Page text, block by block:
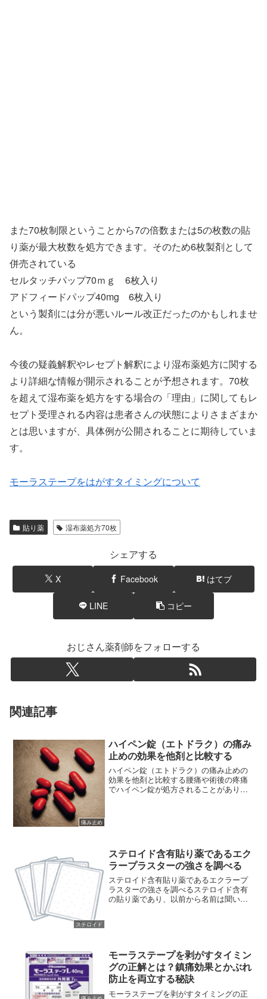
また70枚制限ということから7の倍数または5の枚数の貼
り薬が最大枚数を処方できます。そのため6枚製剤として
併売されている
セルタッチパップ70ｍｇ 6枚入り
アドフィードパップ40mg 6枚入り
という製剤には分が悪いルール改正だったのかもしれませ
ん。
今後の疑義解釈やレセプト解釈により湿布薬処方に関する
より詳細な情報が開示されることが予想されます。70枚
を超えて湿布薬を処方をする場合の「理由」に関してもレ
セプト受理される内容は患者さんの状態によりさまざまか
とは思いますが、具体例が公開されることに期待していま
す。
モーラステープをはがすタイミングについて
貼り薬 湿布薬処方70枚
シェアする
X Facebook はてブ
LINE コピー
おじさん薬剤師をフォローする
関連記事
痛み止め
ハイペン錠（エトドラク）の痛み
止めの効果を他剤と比較する
ハイペン錠（エトドラク）の痛み止めの
効果を他剤と比較する腰痛や術後の疼痛
でハイペン錠が処方されることがありま
ステロイド
ステロイド含有貼り薬であるエク
ラープラスターの強さを調べる
ステロイド含有貼り薬であるエクラープ
ラスターの強さを調べるステロイド含有
の貼り薬であり、以前から名前は聞いた
モーラステープを剥がすタイミン
グの正解とは？鎮痛効果とかぶれ
防止を両立する秘訣
モーラステープを剥がすタイミングの正